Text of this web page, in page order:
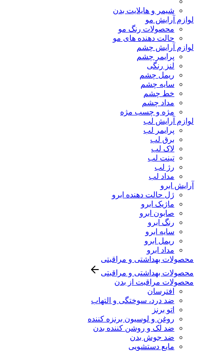
شیمر و هایلایت بدن
لوازم آرایش مو
محصولات رنگ مو
حالت دهنده های مو
لوازم آرایش چشم
پرایمر چشم
لنز رنگی
ریمل چشم
سایه چشم
خط چشم
مداد چشم
مژه و چسب مژه
لوازم آرایش لب
پرایمر لب
برق لب
لاک لب
تینت لب
رژ لب
مداد لب
آرایش ابرو
ژل حالت دهنده ابرو
ماژیک ابرو
صابون ابرو
رنگ ابرو
سایه ابرو
ریمل ابرو
مداد ابرو
محصولات بهداشتی و مراقبتی
محصولات بهداشتی و مراقبتی
محصولات مراقبت از بدن
افترسان
ضد درد، سوختگی و التهاب
اتو برنز
روغن و لوسیون برنزه کننده
ضد لک و روشن کننده بدن
ضد جوش بدن
مایع دستشویی